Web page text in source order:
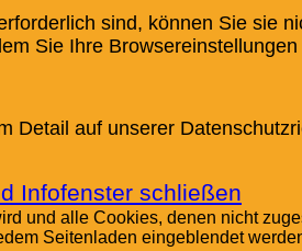
sind, können Sie sie
Sie Ihre
Detail auf unserer
Infofenster schließen
und alle Cookies, denen nicht
Seitenladen eingeblendet